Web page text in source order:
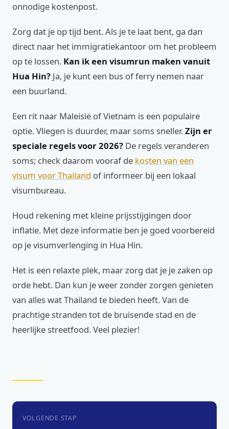
onnodige kostenpost.
Zorg dat je op tijd bent. Als je te laat bent, ga dan
direct naar het immigratiekantoor om het probleem
op te lossen. Kan ik een visumrun maken vanuit
Hua Hin? Ja, je kunt een bus of ferry nemen naar
een buurland.
Een rit naar Maleisië of Vietnam is een populaire
optie. Vliegen is duurder, maar soms sneller.Zijn er
speciale regels voor 2026? De regels veranderen
soms; check daarom vooraf de kosten van een
visum voor Thailand of informeer bij een lokaal
visumbureau.
Houd rekening met kleine prijsstijgingen door
inflatie. Met deze informatie ben je goed voorbereid
op je visumverlenging in Hua Hin.
Het is een relaxte plek, maar zorg dat je je zaken op
orde hebt. Dan kun je weer zonder zorgen genieten
van alles wat Thailand te bieden heeft. Van de
prachtige stranden tot de bruisende stad en de
heerlijke streetfood. Veel plezier!
VOLGENDE STAP